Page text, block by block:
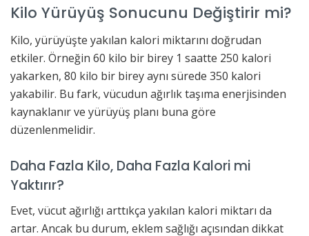
Kilo Yürüyüş Sonucunu Değiştirir mi?
Kilo, yürüyüşte yakılan kalori miktarını doğrudan
etkiler. Örneğin 60 kilo bir birey 1 saatte 250 kalori
yakarken, 80 kilo bir birey aynı sürede 350 kalori
yakabilir. Bu fark, vücudun ağırlık taşıma enerjisinden
kaynaklanır ve yürüyüş planı buna göre
düzenlenmelidir.
Daha Fazla Kilo, Daha Fazla Kalori mi
Yaktırır?
Evet, vücut ağırlığı arttıkça yakılan kalori miktarı da
artar. Ancak bu durum, eklem sağlığı açısından dikkat